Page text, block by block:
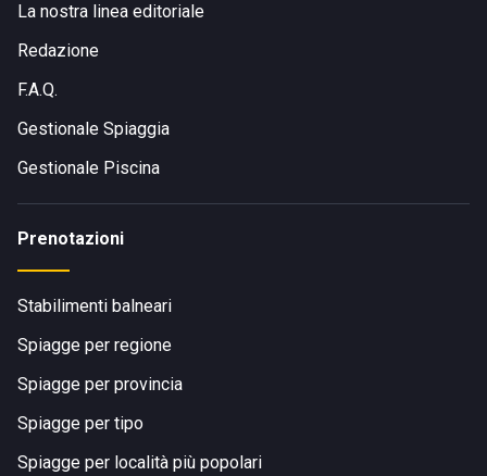
La nostra linea editoriale
Redazione
F.A.Q.
Gestionale Spiaggia
Gestionale Piscina
Prenotazioni
Stabilimenti balneari
Spiagge per regione
Spiagge per provincia
Spiagge per tipo
Spiagge per località più popolari